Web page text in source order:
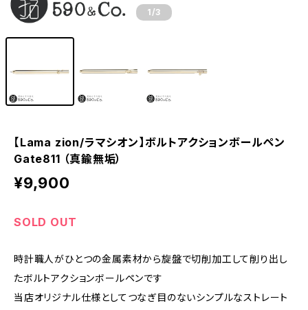
1 /3
【Lama zion/ラマシオン】ボルトアクションボールペン
Gate811 （真鍮無垢）
¥9,900
SOLD OUT
時計職人がひとつの金属素材から旋盤で切削加工して削り出し
たボルトアクションボールペンです
当店オリジナル仕様としてつなぎ目のないシンプルなストレート